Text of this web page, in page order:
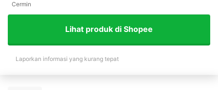
Cermin
Lihat produk di Shopee
Laporkan informasi yang kurang tepat